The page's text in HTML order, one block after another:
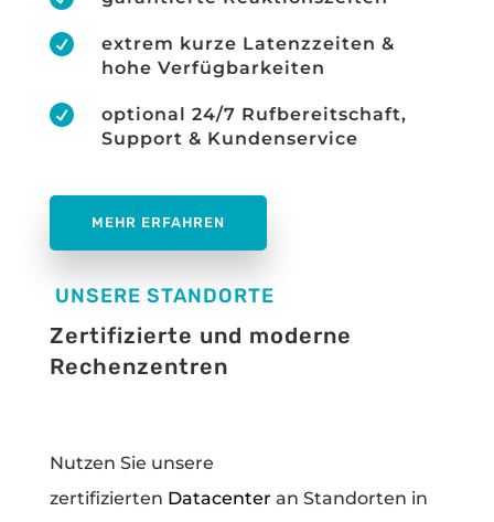

extrem kurze Latenzzeiten &
hohe Verfügbarkeiten

optional 24/7 Rufbereitschaft,
Support & Kundenservice
MEHR ERFAHREN
UNSERE STANDORTE
Zertifizierte und moderne
Rechenzentren
Nutzen Sie unsere
zertifizierten Datacenter an Standorten in